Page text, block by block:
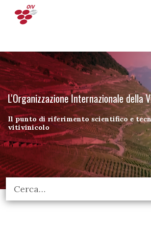
Salta al
L'Organizzazione Internazionale della
Il punto di riferimento scientifico e
vitivinicolo